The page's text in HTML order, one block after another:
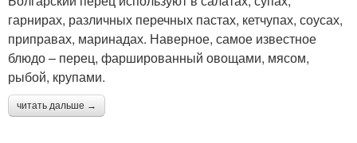
гарнирах, различных перечных пастах, кетчупах, соусах,
приправах, маринадах. Наверное, самое известное
блюдо – перец, фаршированный овощами, мясом,
рыбой, крупами.
читать дальше →